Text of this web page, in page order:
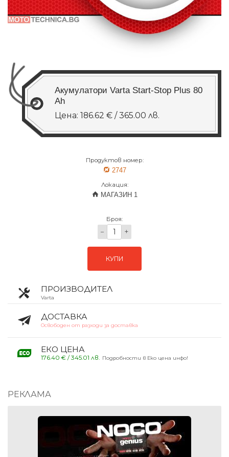
Акумулатори Varta Start-Stop Plus 80
Ah
Цена: 186.62 € / 365.00 лв.
Продуктов номер:
2747
Локация:
МАГАЗИН 1
Броя:
− +
КУПИ
ПРОИЗВОДИТЕЛ
Varta
ДОСТАВКА
Освободен от разходи за доставка
ЕКО ЦЕНА
176.40 € / 345.01 лв. Подробности в Еко цена инфо!
РЕКЛАМА